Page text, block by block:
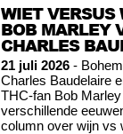
WIET VERSUS
BOB MARLEY
CHARLES
21 juli 2026 -
Charles Baudelaire
THC-fan Bob
verschillende
column over wijn vs